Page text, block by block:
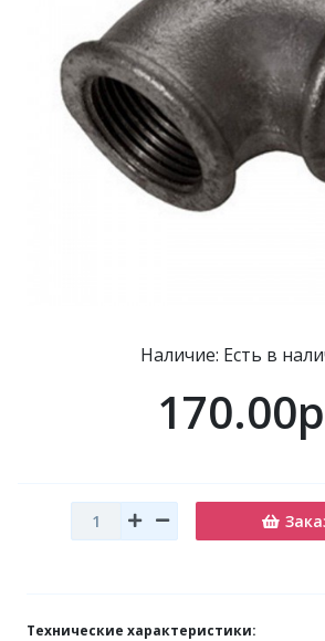
Наличие: Есть в
Технические характеристики: